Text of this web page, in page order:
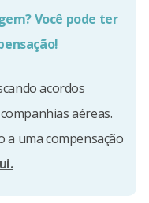
Você pode ter
acordos
aéreas.
a uma compensação